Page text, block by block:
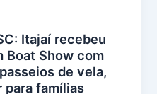
Itajaí recebeu
Boat Show com
de vela,
para famílias